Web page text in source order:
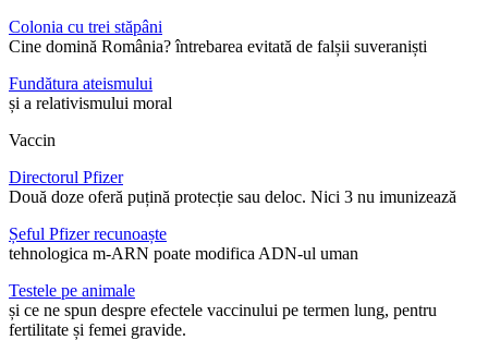
Colonia cu trei stăpâni
Cine domină România? întrebarea evitată de falșii suveraniști
Fundătura ateismului
și a relativismului moral
Vaccin
Directorul Pfizer
Două doze oferă puțină protecție sau deloc. Nici 3 nu imunizează
Șeful Pfizer recunoaște
tehnologica m-ARN poate modifica ADN-ul uman
Testele pe animale
și ce ne spun despre efectele vaccinului pe termen lung, pentru
fertilitate și femei gravide.